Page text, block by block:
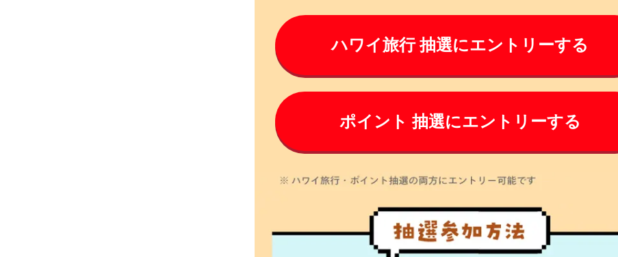
ハワイ旅行 抽選にエントリーする
ポイント 抽選にエントリーする